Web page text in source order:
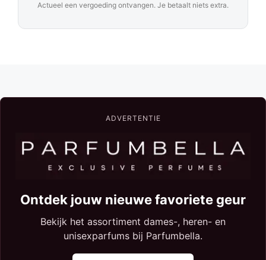
Actueel een vergoeding ontvangen. Je betaalt niets extra.
ADVERTENTIE
Ontdek jouw nieuwe favoriete geur
Bekijk het assortiment dames-, heren- en
unisexparfums bij Parfumbella.